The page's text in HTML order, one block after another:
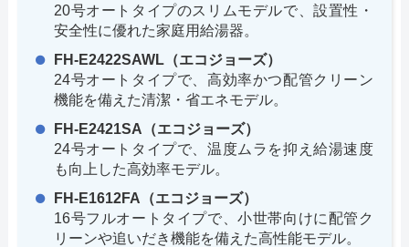
20号オートタイプのスリムモデルで、設置性・
安全性に優れた家庭用給湯器。
FH-E2422SAWL（エコジョーズ）
24号オートタイプで、高効率かつ配管クリーン
機能を備えた清潔・省エネモデル。
FH-E2421SA（エコジョーズ）
24号オートタイプで、温度ムラを抑え給湯速度
も向上した高効率モデル。
FH-E1612FA（エコジョーズ）
16号フルオートタイプで、小世帯向けに配管ク
リーンや追いだき機能を備えた高性能モデル。